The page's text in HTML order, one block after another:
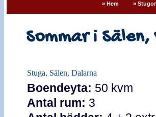
» Hem »
Sommar i
Stuga, Sälen, Dalarna
Boendeyta: 50 kvm
Antal rum: 3